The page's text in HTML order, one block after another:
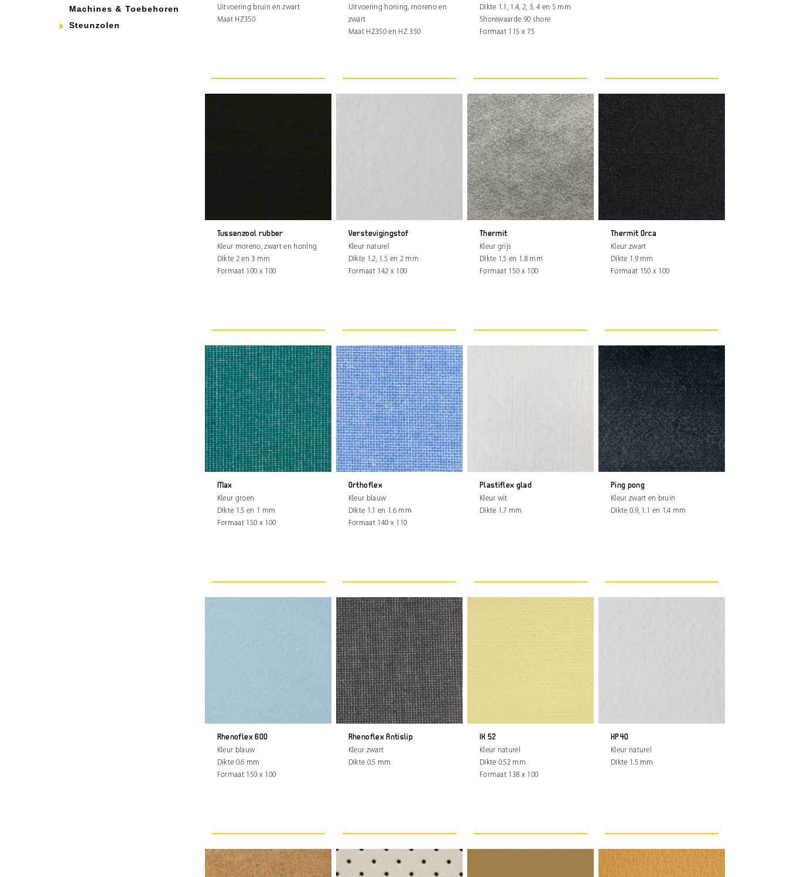
Machines & Toebehoren
Steunzolen
Uitvoering bruin en zwart
Maat HZ350
Uitvoering honing, moreno en
zwart
Maat HZ350 en HZ 350
Dikte 1.1, 1.4, 2, 3, 4 en 5 mm
Shorewaarde 90 shore
Formaat 115 x 75
Tussenzool rubber
Kleur moreno, zwart en honing
Dikte 2 en 3 mm
Formaat 100 x 100
Verstevigingstof
Kleur naturel
Dikte 1.2, 1.5 en 2 mm
Formaat 142 x 100
Thermit
Kleur grijs
Dikte 1.5 en 1.8 mm
Formaat 150 x 100
Thermit Orca
Kleur zwart
Dikte 1.9 mm
Formaat 150 x 100
Max
Kleur groen
Dikte 1.5 en 1 mm
Formaat 150 x 100
Orthoflex
Kleur blauw
Dikte 1.1 en 1.6 mm
Formaat 140 x 110
Plastiflex glad
Kleur wit
Dikte 1.7 mm
Ping pong
Kleur zwart en bruin
Dikte 0.9, 1.1 en 1.4 mm
Rhenoflex 600
Kleur blauw
Dikte 0.6 mm
Formaat 150 x 100
Rhenoflex Antislip
Kleur zwart
Dikte 0.5 mm
IK 52
Kleur naturel
Dikte 0.52 mm
Formaat 138 x 100
HP 40
Kleur naturel
Dikte 1.5 mm